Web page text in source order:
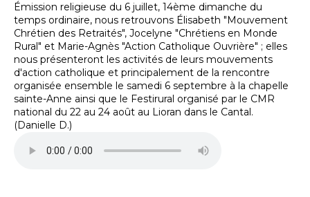
Émission religieuse du 6 juillet, 14ème dimanche du
temps ordinaire, nous retrouvons Élisabeth "Mouvement
Chrétien des Retraités", Jocelyne "Chrétiens en Monde
Rural" et Marie-Agnès "Action Catholique Ouvrière" ; elles
nous présenteront les activités de leurs mouvements
d'action catholique et principalement de la rencontre
organisée ensemble le samedi 6 septembre à la chapelle
sainte-Anne ainsi que le Festirural organisé par le CMR
national du 22 au 24 août au Lioran dans le Cantal.
(Danielle D.)